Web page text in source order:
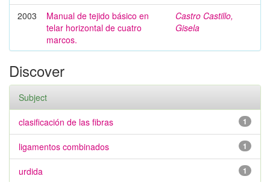
2003
Manual de tejido básico en
telar horizontal de cuatro
marcos.
Castro Castillo,
Gisela
Discover
Subject
1
clasificación de las fibras
1
ligamentos combinados
1
urdida